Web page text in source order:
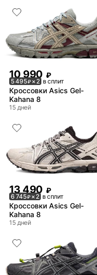
10 990 ₽
5 495₽× 2 в сплит
Кроссовки Asics Gel-
Kahana 8
15 дней
13 490 ₽
6 745₽× 2 в сплит
Кроссовки Asics Gel-
Kahana 8
15 дней